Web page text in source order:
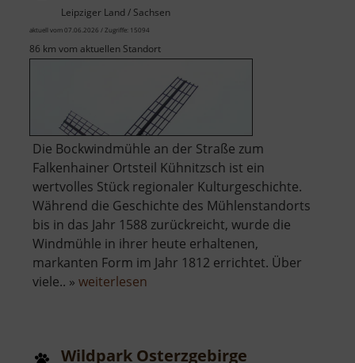
Leipziger Land / Sachsen
aktuell vom 07.06.2026 / Zugriffe: 15094
86 km vom aktuellen Standort
Die Bockwindmühle an der Straße zum
Falkenhainer Ortsteil Kühnitzsch ist ein
wertvolles Stück regionaler Kulturgeschichte.
Während die Geschichte des Mühlenstandorts
bis in das Jahr 1588 zurückreicht, wurde die
Windmühle in ihrer heute erhaltenen,
markanten Form im Jahr 1812 errichtet. Über
viele.. » weiterlesen
Wildpark Osterzgebirge